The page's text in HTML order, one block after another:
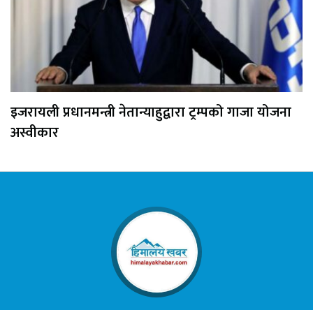
इजरायली प्रधानमन्त्री नेतान्याहुद्वारा ट्रम्पको गाजा योजना
अस्वीकार